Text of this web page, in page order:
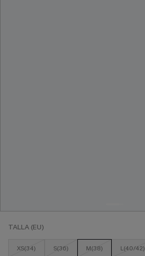
TALLA (EU)
XS(34) S(36) M(38) L(40/42)